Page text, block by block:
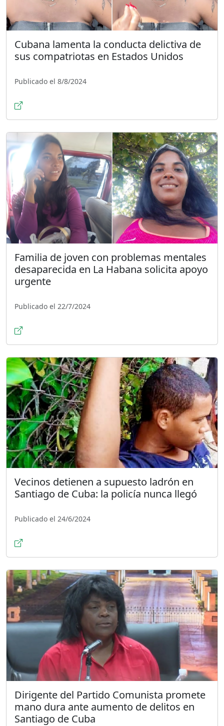
Cubana lamenta la conducta delictiva de
sus compatriotas en Estados Unidos
Publicado el 8/8/2024
Familia de joven con problemas mentales
desaparecida en La Habana solicita apoyo
urgente
Publicado el 22/7/2024
Vecinos detienen a supuesto ladrón en
Santiago de Cuba: la policía nunca llegó
Publicado el 24/6/2024
Dirigente del Partido Comunista promete
mano dura ante aumento de delitos en
Santiago de Cuba